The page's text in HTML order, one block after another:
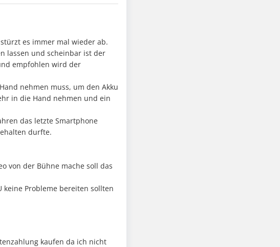
es immer mal wieder ab.
lassen und scheinbar ist der
empfohlen wird der
nehmen muss, um den Akku
in die Hand nehmen und ein
das letzte Smartphone
durfte.
von der Bühne mache soll das
keine Probleme bereiten sollten
kaufen da ich nicht